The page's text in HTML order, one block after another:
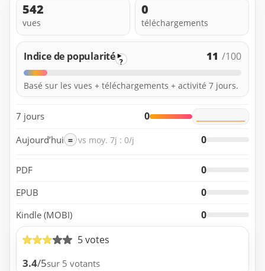
542
vues
0
téléchargements
Indice de popularité ? 11 /100
Basé sur les vues + téléchargements + activité 7 jours.
7 jours 0
Aujourd’hui = vs moy. 7j : 0/j 0
PDF 0
EPUB 0
Kindle (MOBI)
0
5 votes
3.4/5sur 5 votants